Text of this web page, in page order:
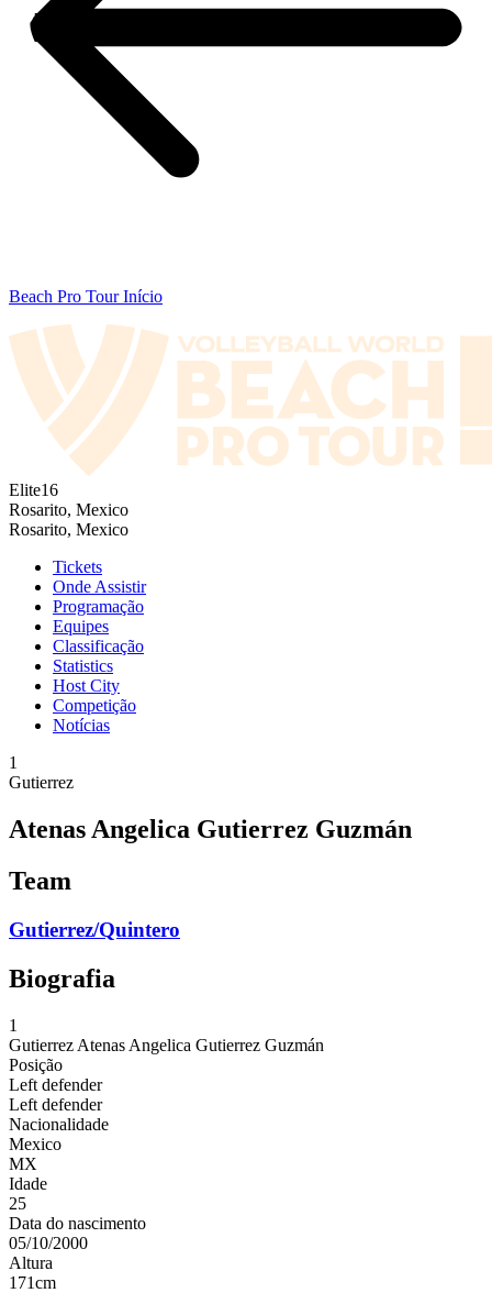
Beach Pro Tour Início
Elite16
Rosarito, Mexico
Rosarito, Mexico
Tickets
Onde Assistir
Programação
Equipes
Classificação
Statistics
Host City
Competição
Notícias
1
Gutierrez
Atenas Angelica Gutierrez Guzmán
Team
Gutierrez/Quintero
Biografia
1
Gutierrez Atenas Angelica Gutierrez Guzmán
Posição
Left defender
Left defender
Nacionalidade
Mexico
MX
Idade
25
Data do nascimento
05/10/2000
Altura
171cm